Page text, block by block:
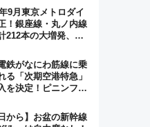
ヒロと行く！9月13
都の鉄道満喫ツア
催
9月東京メトロダイ
！銀座線・丸ノ内線
212本の大増発、混
鉄がなにわ筋線に乗
る「次期空港特急」
を決定！ピニンファ
ン
から】お盆の新幹線